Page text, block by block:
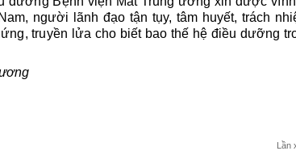
người lãnh đạo tận tụy, tâm huyết, trách
truyền lửa cho biết bao thế hệ điều dưỡng
Lần